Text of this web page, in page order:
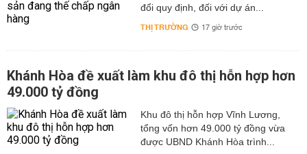
đổi quy định, đối với dự án...
THỊ TRƯỜNG 17 giờ trước
Khánh Hòa đề xuất làm khu đô thị hỗn hợp hơn
49.000 tỷ đồng
Khu đô thị hỗn hợp Vĩnh Lương,
tổng vốn hơn 49.000 tỷ đồng vừa
được UBND Khánh Hòa trình...